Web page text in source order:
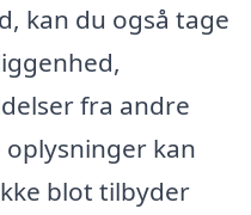
kan du også tage
fra andre
kan
blot tilbyder